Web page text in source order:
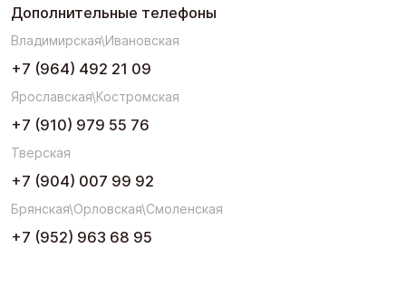
Дополнительные телефоны
Владимирская\Ивановская
+7 (964) 492 21 09
Ярославская\Костромская
+7 (910) 979 55 76
Тверская
+7 (904) 007 99 92
Брянская\Орловская\Смоленская
+7 (952) 963 68 95